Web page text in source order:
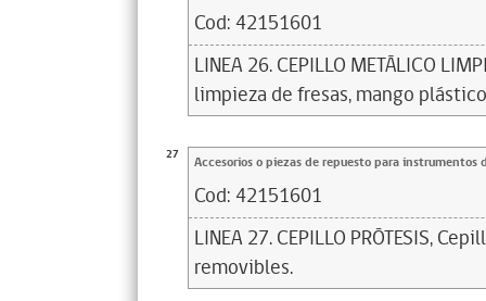
Cod: 42151601
LINEA 26. CEPILLO METÁLICO
limpieza de fresas, mango
27 Accesorios o piezas de repuesto para instrumentos
Cod: 42151601
LINEA 27. CEPILLO PRÓTESIS,
removibles.